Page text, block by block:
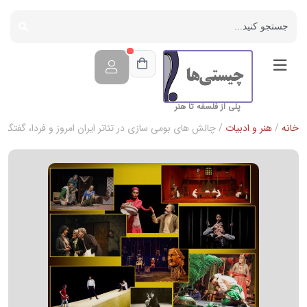
پلی از فلسفه تا هنر
خانه /هنر و ادبیات / چالش های بومی سازی در تئاتر ایران امروز و فردا،